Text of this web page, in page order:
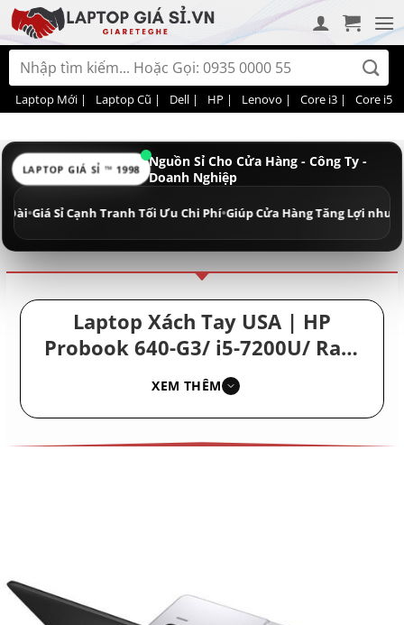
Bỏ
qua
nội
dung
Tìm
kiếm:
Laptop Mới | Laptop Cũ | Dell | HP | Lenovo | Core i3 | Core i5 |
Điều hướng Phân loại
LAPTOP GIÁ SỈ ™ 1998
Nguồn Sỉ Cho Cửa Hàng - Công Ty -
Doanh Nghiệp
Sỉ Cạnh Tranh Tối Ưu Chi Phí•Giúp Cửa Hàng Tăng Lợi nhuận -
Laptop Xách Tay USA | HP
Probook 640-G3/ i5-7200U/ Ram
16GB/ SSD 512GB/ Laptop Cũ/
Laptop HP Giá Rẻ
XEM THÊM